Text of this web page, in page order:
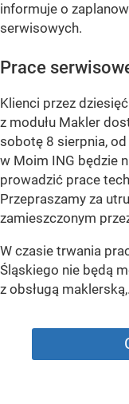
informuje o
serwisowych.
Prace
Klienci przez
z modułu Makler
sobotę 8 sierpnia,
w Moim ING będzie
prowadzić prace
Przepraszamy za
zamieszczonym
W czasie trwania
Śląskiego nie będą
z obsługą